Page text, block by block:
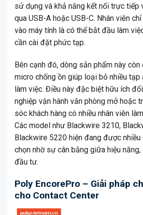
sử dụng và khả năng kết nối trực tiếp
qua USB-A hoặc USB-C. Nhân viên
vào máy tính là có thể bắt đầu làm
cần cài đặt phức tạp.
Bên cạnh đó, dòng sản phẩm này
micro chống ồn giúp loại bỏ nhiều
làm việc. Điều này đặc biệt hữu ích
nghiệp vận hành văn phòng mở hoặc
sóc khách hàng có nhiều nhân viên
Các model như Blackwire 3210,
Blackwire 5220 hiện đang được
chọn nhờ sự cân bằng giữa hiệu
đầu tư.
Poly EncorePro – Giải pháp
cho Contact Center